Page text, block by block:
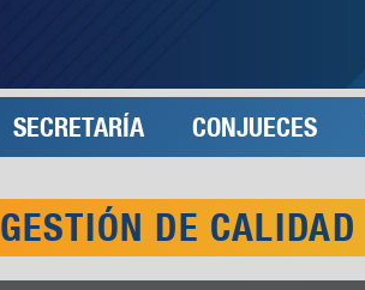
SECRETARÍA CONJUECES
GESTIÓN DE CALIDAD